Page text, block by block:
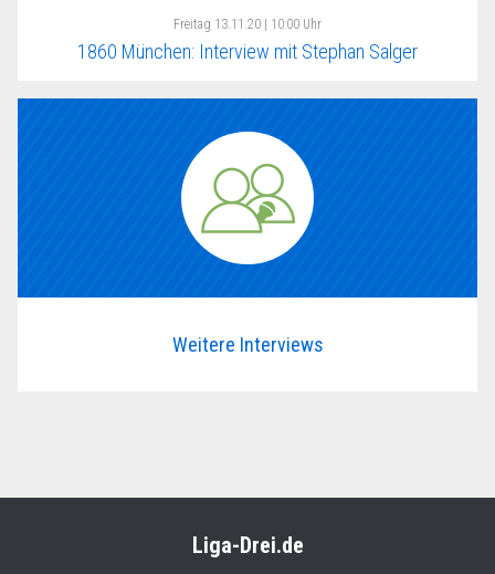
Freitag 13.11.20 | 10:00 Uhr
1860 München: Interview mit Stephan Salger
Weitere Interviews
Liga-Drei.de